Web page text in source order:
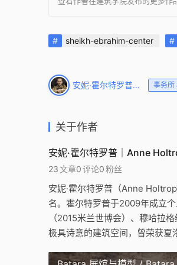
sheikh-ebrahim-center
安妮·霍尔特罗普｜Anne Holtrop 事务所
关于作者
安妮·霍尔特罗普｜Anne
23文章0评论0粉丝
安妮·霍尔特罗普（Anne
名。霍尔特罗普于2009年成立
（2015米兰世博会）、穆哈拉
极具诗意的建筑空间，曾荣获夏